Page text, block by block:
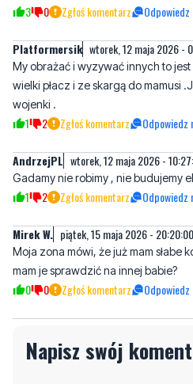
3 0 Zgłoś komentarz
Platformersik wtorek, 12 maja 2026 -
My obrażać i wyzywać innych to
wielki płacz i ze skargą do mamusi
wojenki .
1 2 Zgłoś komentarz Odpowiedz
AndrzejPL wtorek, 12 maja 2026 -
Gadamy nie robimy , nie budujemy
1 2 Zgłoś komentarz Odpowiedz
Mirek W. piątek, 15 maja 2026 - 20:20:00
Moja zona mówi, że już mam słabe
mam je sprawdzić na innej babie?
0 0 Zgłoś komentarz
Napisz swój